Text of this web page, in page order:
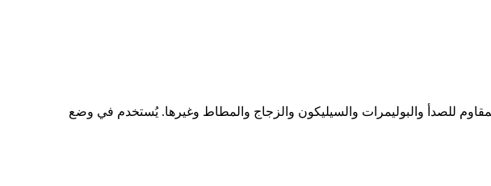
للصدأ والبوليمرات والسيليكون والزجاج والمطاط وغيرها. يُستخدم في وضع